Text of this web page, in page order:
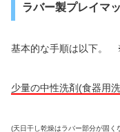
ラバー製プレイマ
基本的な手順は以下。
少量の中性洗剤(食器用
(天日干し乾燥はラバー部分が固